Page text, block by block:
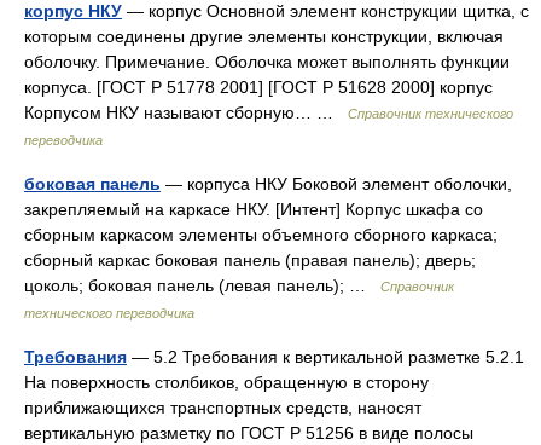
корпус НКУ — корпус Основной элемент конструкции щитка, с
которым соединены другие элементы конструкции, включая
оболочку. Примечание. Оболочка может выполнять функции
корпуса. [ГОСТ Р 51778 2001] [ГОСТ Р 51628 2000] корпус
Корпусом НКУ называют сборную… …
Справочник технического
переводчика
боковая панель — корпуса НКУ Боковой элемент оболочки,
закрепляемый на каркасе НКУ. [Интент] Корпус шкафа со
сборным каркасом элементы объемного сборного каркаса;
сборный каркас боковая панель (правая панель); дверь;
цоколь; боковая панель (левая панель); …
Справочник
технического переводчика
Требования — 5.2 Требования к вертикальной разметке 5.2.1
На поверхность столбиков, обращенную в сторону
приближающихся транспортных средств, наносят
вертикальную разметку по ГОСТ Р 51256 в виде полосы